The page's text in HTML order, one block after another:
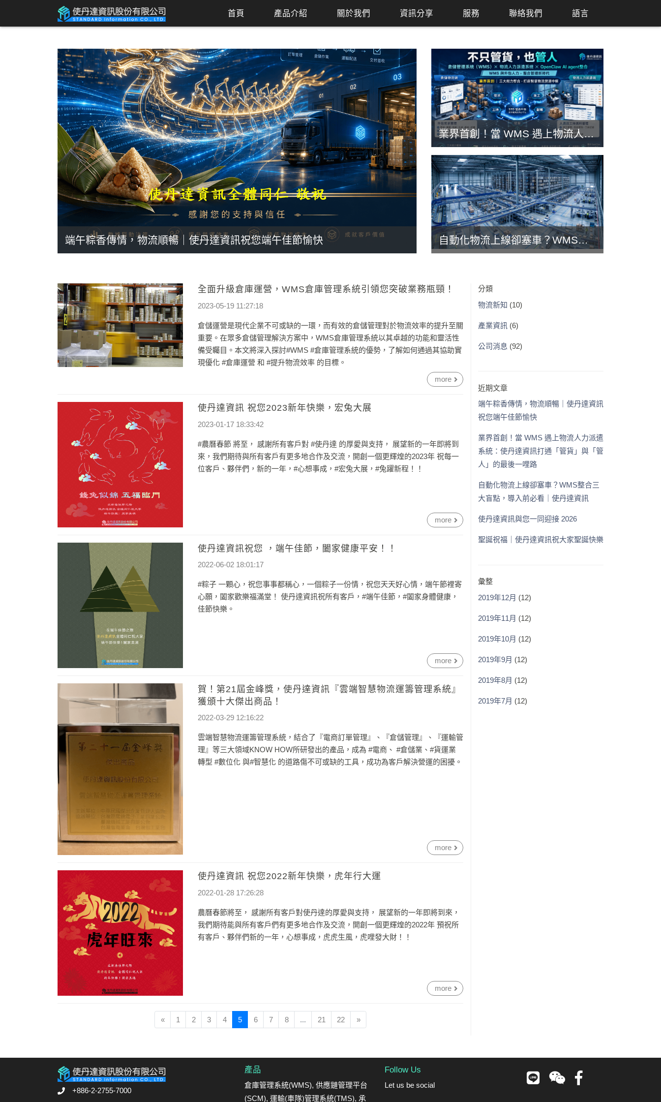
首頁 產品介紹 關於我們 資訊分享 服務 聯絡我們 語言
端午粽香傳情，物流順暢｜使丹達資訊祝您端午佳節愉快
業界首創！當 WMS 遇上物流人力派遣系統：使丹達資訊打通「管貨」與「管人」的最後一哩路
自動化物流上線卻塞車？WMS整合三大盲點，導入前必看｜使丹達資訊
全面升級倉庫運營，WMS倉庫管理系統引領您突破業務瓶頸！
2023-05-19 11:27:18
倉儲運營是現代企業不可或缺的一環，而有效的倉儲管理對於物流效率的提升至關
重要。在眾多倉儲管理解決方案中，WMS倉庫管理系統以其卓越的功能和靈活性
備受矚目。本文將深入探討#WMS #倉庫管理系統的優勢，了解如何通過其協助實
現優化 #倉庫運營 和 #提升物流效率 的目標。
more
使丹達資訊 祝您2023新年快樂，宏兔大展
2023-01-17 18:33:42
#農曆春節 將至， 感謝所有客戶對 #使丹達 的厚愛與支持， 展望新的一年即將到
來，我們期待與所有客戶有更多地合作及交流，開創一個更輝煌的2023年 祝每一
位客戶、夥伴們，新的一年，#心想事成，#宏兔大展，#兔躍新程！！
more
使丹達資訊祝您 ，端午佳節，闔家健康平安！！
2022-06-02 18:01:17
#粽子 一顆心，祝您事事都稱心，一個粽子一份情，祝您天天好心情，端午節裡寄
心願，闔家歡樂福滿堂！ 使丹達資訊祝所有客戶，#端午佳節，#闔家身體健康，
佳節快樂。
more
賀！第21屆金峰獎，使丹達資訊『雲端智慧物流運籌管理系統』
獲頒十大傑出商品！
2022-03-29 12:16:22
雲端智慧物流運籌管理系統，結合了『電商訂單管理』、『倉儲管理』、『運輸管
理』等三大領域KNOW HOW所研發出的產品，成為 #電商、 #倉儲業、#貨運業
轉型 #數位化 與#智慧化 的道路傷不可或缺的工具，成功為客戶解決營運的困擾。
more
使丹達資訊 祝您2022新年快樂，虎年行大運
2022-01-28 17:26:28
農曆春節將至， 感謝所有客戶對使丹達的厚愛與支持， 展望新的一年即將到來，
我們期待能與所有客戶們有更多地合作及交流，開創一個更輝煌的2022年 預祝所
有客戶、夥伴們新的一年，心想事成，虎虎生風，虎哩發大財！！
more
« 1 2 3 4 5 6 7 8 ... 21 22 »
分類
物流新知 (10)
產業資訊 (6)
公司消息 (92)
近期文章
端午粽香傳情，物流順暢｜使丹達資訊
祝您端午佳節愉快
業界首創！當 WMS 遇上物流人力派遣
系統：使丹達資訊打通「管貨」與「管
人」的最後一哩路
自動化物流上線卻塞車？WMS整合三
大盲點，導入前必看｜使丹達資訊
使丹達資訊與您一同迎接 2026
聖誕祝福｜使丹達資訊祝大家聖誕快樂
彙整
2019年12月 (12)
2019年11月 (12)
2019年10月 (12)
2019年9月 (12)
2019年8月 (12)
2019年7月 (12)
+886-2-2755-7000
產品
倉庫管理系統(WMS), 供應鏈管理平台
(SCM), 運輸(車隊)管理系統(TMS), 承
Follow Us
Let us be social